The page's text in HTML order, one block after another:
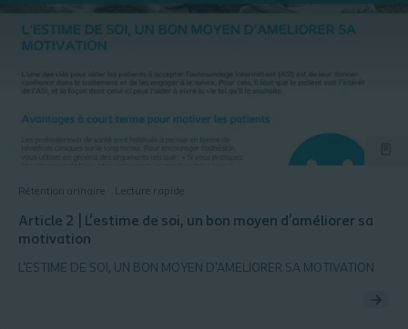
Rétention urinaire Lecture rapide
Article 2 | L'estime de soi, un bon moyen d'améliorer sa
motivation
L'ESTIME DE SOI, UN BON MOYEN D'AMELIORER SA MOTIVATION